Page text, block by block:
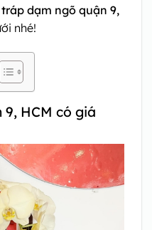
tráp dạm ngõ quận 9,
nhé!
HCM có giá